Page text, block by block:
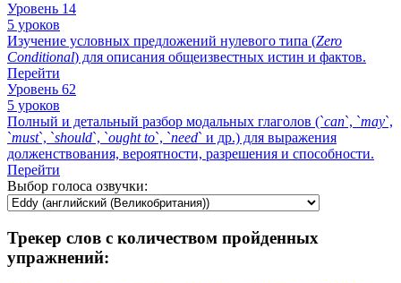
Уровень 14
5 уроков
Изучение условных предложений нулевого типа (Zero
Conditional) для описания общеизвестных истин и фактов.
Перейти
Уровень 62
5 уроков
Полный и детальный разбор модальных глаголов (`can`, `may`,
`must`, `should`, `ought to`, `need` и др.) для выражения
долженствования, вероятности, разрешения и способности.
Перейти
Выбор голоса озвучки:
Трекер слов с количеством пройденных
упражнений: